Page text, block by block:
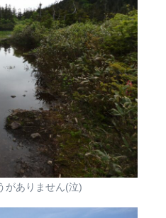
がありません(泣)